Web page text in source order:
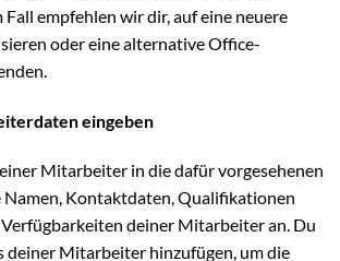
Fall empfehlen wir dir, auf eine neuere
oder eine alternative Office-
eingeben
Mitarbeiter in die dafür vorgesehenen
Namen, Kontaktdaten, Qualifikationen
deiner Mitarbeiter an. Du
deiner Mitarbeiter hinzufügen, um die